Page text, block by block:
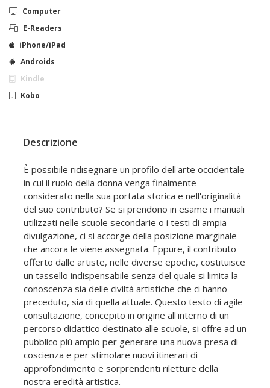
Computer
E-Readers
iPhone/iPad
Androids
Kindle
Kobo
Descrizione
È possibile ridisegnare un profilo dell'arte occidentale
in cui il ruolo della donna venga finalmente
considerato nella sua portata storica e nell'originalità
del suo contributo? Se si prendono in esame i manuali
utilizzati nelle scuole secondarie o i testi di ampia
divulgazione, ci si accorge della posizione marginale
che ancora le viene assegnata. Eppure, il contributo
offerto dalle artiste, nelle diverse epoche, costituisce
un tassello indispensabile senza del quale si limita la
conoscenza sia delle civiltà artistiche che ci hanno
preceduto, sia di quella attuale. Questo testo di agile
consultazione, concepito in origine all'interno di un
percorso didattico destinato alle scuole, si offre ad un
pubblico più ampio per generare una nuova presa di
coscienza e per stimolare nuovi itinerari di
approfondimento e sorprendenti riletture della
nostra eredità artistica.